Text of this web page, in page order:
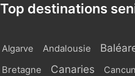
Top destinations
Algarve Andalousie
Bretagne Canaries Cancun